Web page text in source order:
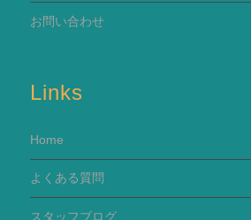
お問い合わせ
Links
Home
よくある質問
スタッフブログ